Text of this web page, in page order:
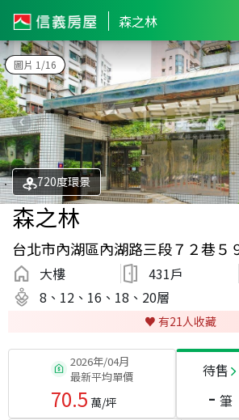
森之林
圖片 1/16
720度環景
森之林
台北市內湖區內湖路三段７２巷５
大樓 431戶
8、12、16、18、20層
♥️ 有21 人收藏
2026年/04月
最新平均單價
70.5 萬/坪
待售
- 筆